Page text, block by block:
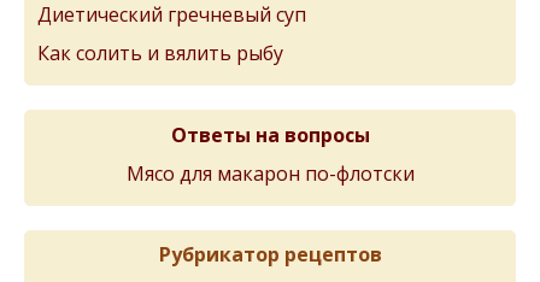
Диетический гречневый суп
Как солить и вялить рыбу
Ответы на вопросы
Мясо для макарон по-флотски
Рубрикатор рецептов